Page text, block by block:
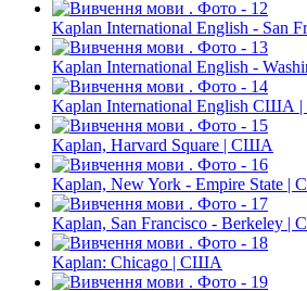
Kaplan International English - San
Kaplan International English -
Kaplan International English
Kaplan, Harvard Square | США
Kaplan, New York - Empire State |
Kaplan, San Francisco - Berkeley |
Kaplan: Chicago | США